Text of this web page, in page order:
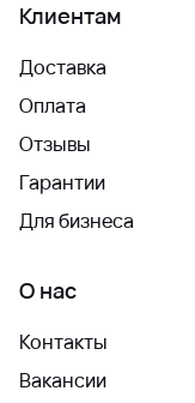
Клиентам
Доставка
Оплата
Отзывы
Гарантии
Для бизнеса
О нас
Контакты
Вакансии